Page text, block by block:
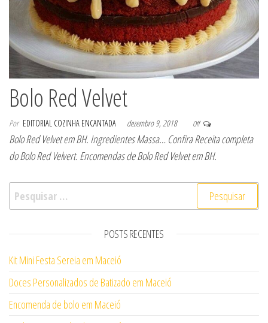
Bolo Red Velvet
Por EDITORIAL COZINHA ENCANTADA dezembro 9, 2018 Off
Bolo Red Velvet em BH. Ingredientes Massa… Confira Receita completa
do Bolo Red Velvert. Encomendas de Bolo Red Velvet em BH.
Pesquisar por:
POSTS RECENTES
Kit Mini Festa Sereia em Maceió
Doces Personalizados de Batizado em Maceió
Encomenda de bolo em Maceió